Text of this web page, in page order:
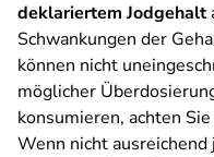
deklariertem Jodgehalt
Schwankungen der
können nicht
möglicher
konsumieren, achten
Wenn nicht